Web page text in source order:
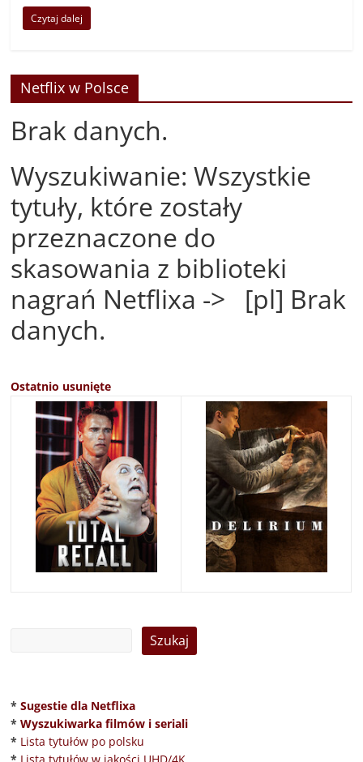
Czytaj dalej
Netflix w Polsce
Brak danych.
Wyszukiwanie: Wszystkie
tytuły, które zostały
przeznaczone do
skasowania z biblioteki
nagrań Netflixa -> [pl] Brak
danych.
Ostatnio usunięte
* Sugestie dla Netflixa
* Wyszukiwarka filmów i seriali
* Lista tytułów po polsku